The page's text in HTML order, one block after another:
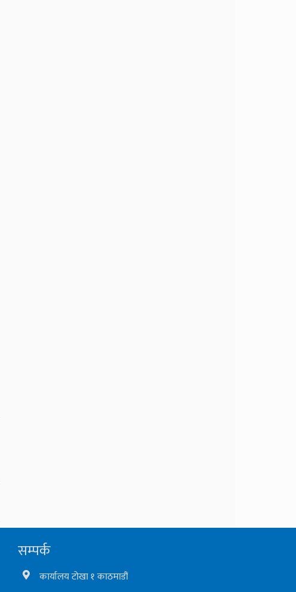
सम्पर्क
कार्यालय टोखा १ काठमाडौं